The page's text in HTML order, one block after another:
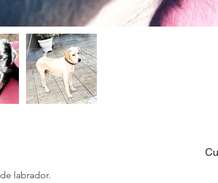
labrador.